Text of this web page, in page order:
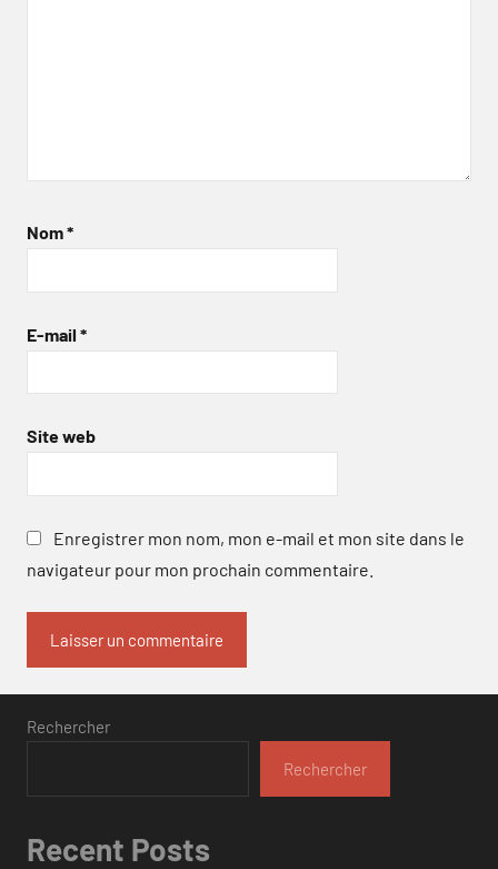
Nom*
E-mail *
Site web
Enregistrer mon nom, mon e-mail et mon site dans le
navigateur pour mon prochain commentaire.
Rechercher
Rechercher
Recent Posts